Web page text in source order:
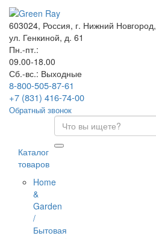
603024, Россия, г. Нижний Новгород,
ул. Генкиной, д. 61
Пн.-пт.:
09.00-18.00
Сб.-вс.: Выходные
8-800-505-87-61
+7 (831) 416-74-00
Обратный звонок
Каталог
товаров
Home
&
Garden
/
Бытовая